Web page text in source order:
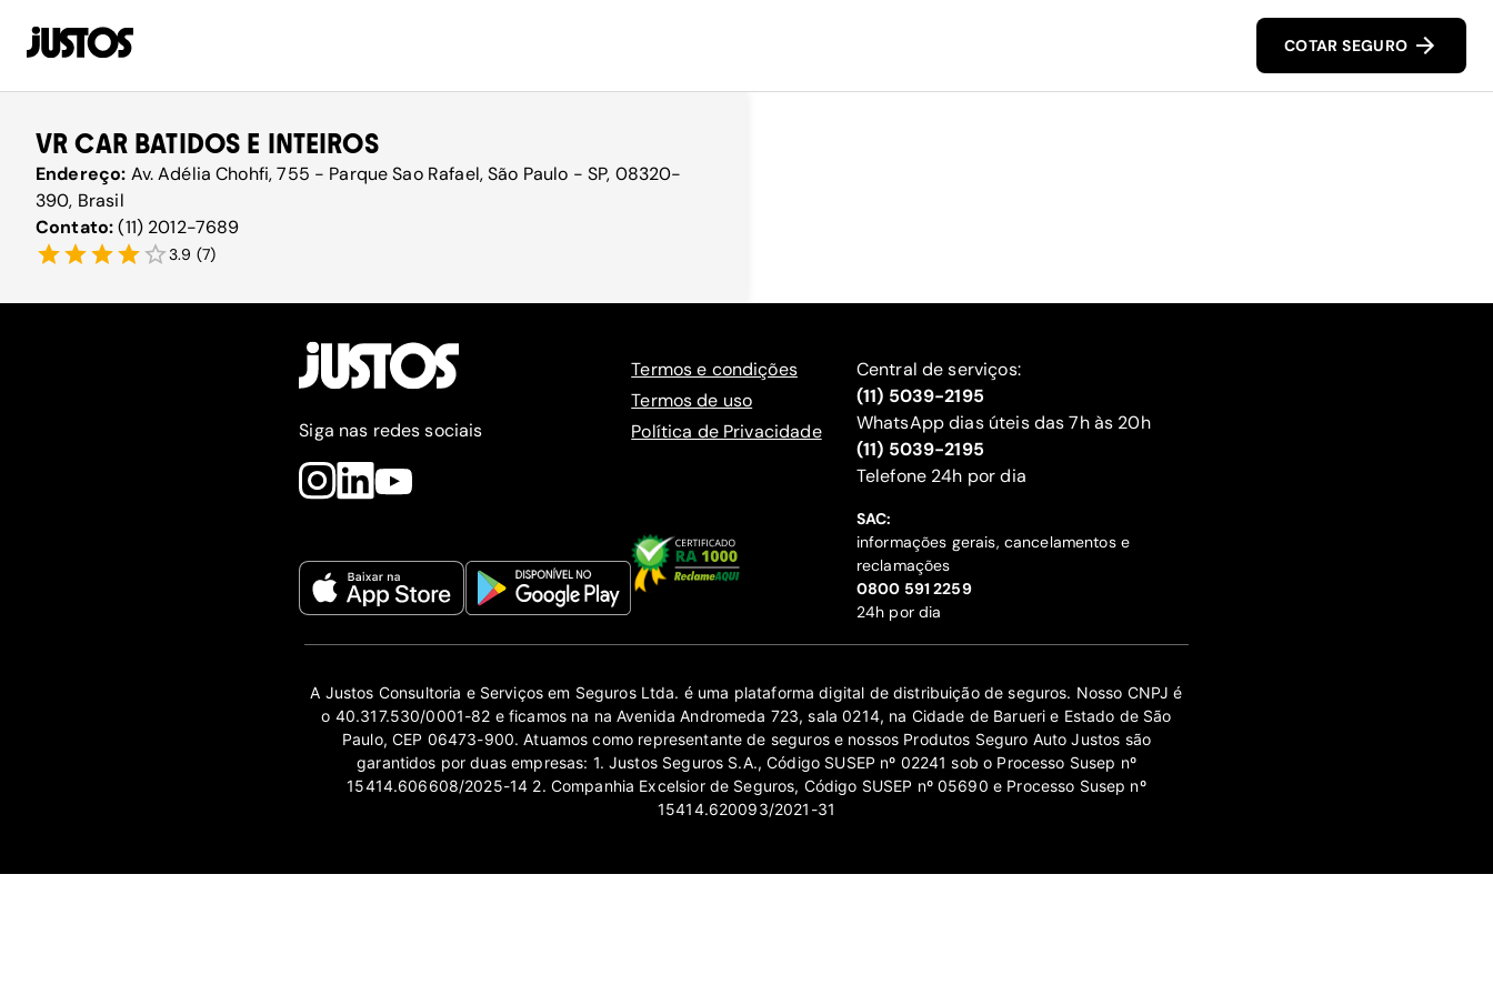
COTAR SEGURO
VR CAR BATIDOS E INTEIROS
Endereço: Av. Adélia Chohfi, 755 - Parque Sao Rafael, São Paulo - SP, 08320-
390, Brasil
Contato:(11) 2012-7689
3.9 (7)
Siga nas redes sociais
Termos e condições
Termos de uso
Política de Privacidade
Central de serviços:
(11) 5039-2195
WhatsApp dias úteis das 7h às 20h
(11) 5039-2195
‍Telefone 24h por dia
SAC:
informações gerais, cancelamentos e
reclamações
‍0800 591 2259
24h por dia
A Justos Consultoria e Serviços em Seguros Ltda. é uma plataforma digital de distribuição de seguros. Nosso CNPJ é
o 40.317.530/0001-82 e ficamos na na Avenida Andromeda 723, sala 0214, na Cidade de Barueri e Estado de São
Paulo, CEP 06473-900. Atuamos como representante de seguros e nossos Produtos Seguro Auto Justos são
garantidos por duas empresas: 1. Justos Seguros S.A., Código SUSEP nº 02241 sob o Processo Susep nº
15414.606608/2025-14 2. Companhia Excelsior de Seguros, Código SUSEP nº 05690 e Processo Susep nº
15414.620093/2021-31